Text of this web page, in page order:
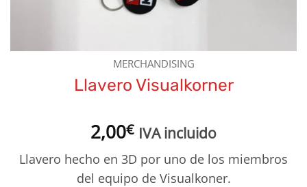
MERCHANDISING
Llavero Visualkorner
2,00€ IVA incluido
Llavero hecho en 3D por uno de los miembros
del equipo de Visualkoner.